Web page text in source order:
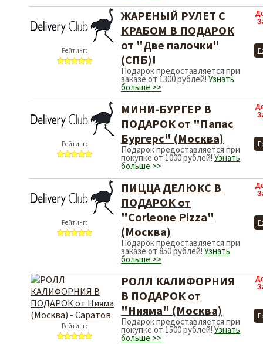
Рейтинг:
ЖАРЕНЫЙ РУЛЕТ С
КРАБОМ В ПОДАРОК
от "Две палочки"
(СПБ)!
Подарок предоставляется при
заказе от 1300 рублей! Узнать
больше >>
Рейтинг:
МИНИ-БУРГЕР В
ПОДАРОК от "Папас
Бургерс" (Москва)
Подарок предоставляется при
покупке от 1000 рублей! Узнать
больше >>
Рейтинг:
ПИЦЦА ДЕЛЮКС В
ПОДАРОК от
"Corleone Pizza"
(Москва)
Подарок предоставляется при
заказе от 850 рублей! Узнать
больше >>
Рейтинг:
РОЛЛ КАЛИФОРНИЯ
В ПОДАРОК от
"Нияма" (Москва)
Подарок предоставляется при
покупке от 1500 рублей! Узнать
больше >>